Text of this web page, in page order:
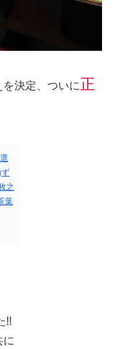
決定、ついに正
之
葉
!!
に